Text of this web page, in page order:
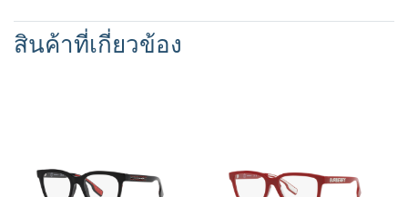
สินค้าที่เกี่ยวข้อง